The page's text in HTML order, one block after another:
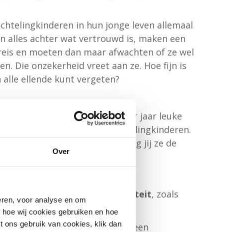
Over
voor analyse en om
wij cookies gebruiken en hoe
ons gebruik van cookies, klik dan
in hun jonge leven allemaal
alles achter wat vertrouwd is, maken een
en moeten dan maar afwachten of ze wel
Die onzekerheid vreet aan ze. Hoe fijn is
alle ellende kunt vergeten?
van donateurs kunnen we ieder jaar leuke
organiseren voor vluchtelingkinderen.
hier vaak maanden uit. Bezorg jij ze de
bijdrage aan een leuke activiteit, zoals
dag plezier voor€26, waarin een